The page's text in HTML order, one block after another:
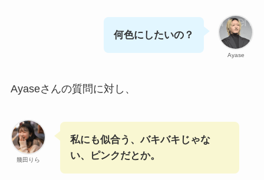
Ayase
何色にしたいの？
Ayaseさんの質問に対し、
幾田りら
私にも似合う、バキバキじゃな
い、ピンクだとか。